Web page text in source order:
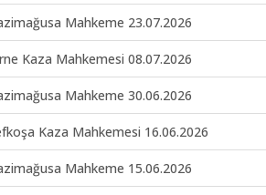
Mahkeme 23.07.2026
Kaza Mahkemesi 08.07.2026
Mahkeme 30.06.2026
Kaza Mahkemesi 16.06.2026
Mahkeme 15.06.2026